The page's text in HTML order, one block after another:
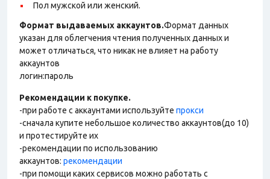
Пол мужской или женский.
Формат выдаваемых аккаунтов.Формат данных
указан для облегчения чтения полученных данных и
может отличаться, что никак не влияет на работу
аккаунтов
логин:пароль
Рекомендации к покупке.
-при работе с аккаунтами используйте прокси
-сначала купите небольшое количество аккаунтов(до 10)
и протестируйте их
-рекомендации по использованию
аккаунтов: рекомендации
-при помощи каких сервисов можно работать с